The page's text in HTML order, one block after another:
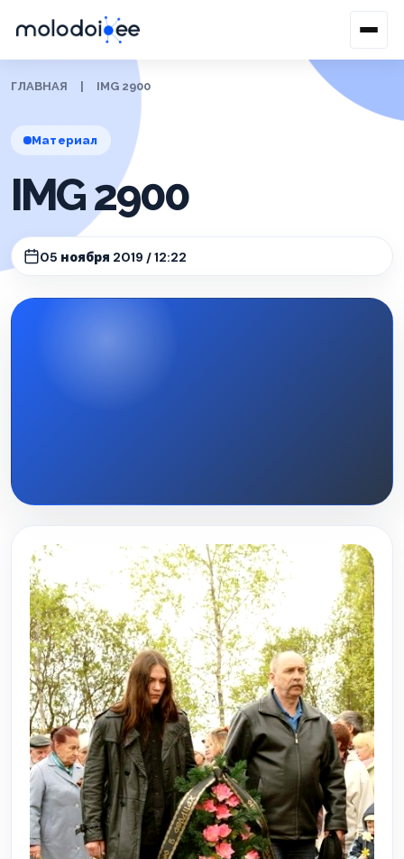
ГЛАВНАЯ IMG 2900
Материал
IMG 2900
05 ноября 2019 / 12:22